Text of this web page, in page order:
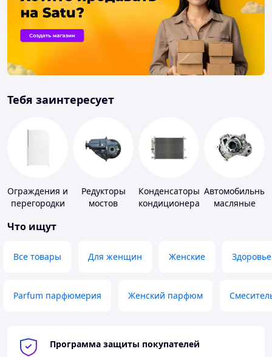
Тебя заинтересует
Ограждения и
перегородки
душа, туалета
Редукторы
мостов
Конденсаторы
кондиционера
Автомобильные
масляные
Что ищут
Все товары Для женщин Женские Здоровье
Parfum парфюмерия Женский парфюм
Программа защиты покупателей